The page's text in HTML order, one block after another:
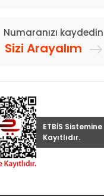
Numaranızı kaydedin
Sizi Arayalım
ETBİS Sistemine
Kayıtlıdır.